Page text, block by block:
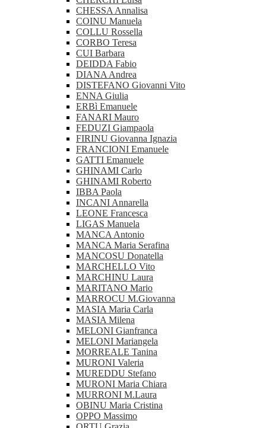
CHESSA Annalisa
COINU Manuela
COLLU Rossella
CORBO Teresa
CUI Barbara
DEIDDA Fabio
DIANA Andrea
DISTEFANO Giovanni Vito
ENNA Giulia
ERBì Emanuele
FANARI Mauro
FEDUZI Giampaola
FIRINU Giovanna Ignazia
FRANCIONI Emanuele
GATTI Emanuele
GHINAMI Carlo
GHINAMI Roberto
IBBA Paola
INCANI Annarella
LEONE Francesca
LIGAS Manuela
MANCA Antonio
MANCA Maria Serafina
MANCOSU Donatella
MARCHELLO Vito
MARCHINU Laura
MARITANO Mario
MARROCU M.Giovanna
MASIA Maria Carla
MASIA Milena
MELONI Gianfranca
MELONI Mariangela
MORREALE Tanina
MURONI Valeria
MUREDDU Stefano
MURONI Maria Chiara
MURRONI M.Laura
OBINU Maria Cristina
OPPO Massimo